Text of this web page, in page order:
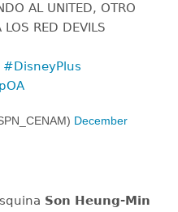
AL UNITED, OTRO
RED DEVILS
#DisneyPlus
December
Son Heung-Min